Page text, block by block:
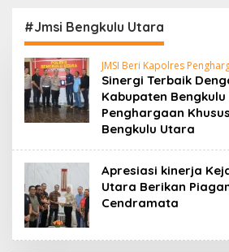
Buka Raflesia Kemumu
Festival
#Jmsi Bengkulu Utara
JMSI Beri Kapolres
Sinergi Terbaik
Kabupaten
Penghargaan
Bengkulu Utara
Apresiasi kinerja
Utara Berikan
Cendramata